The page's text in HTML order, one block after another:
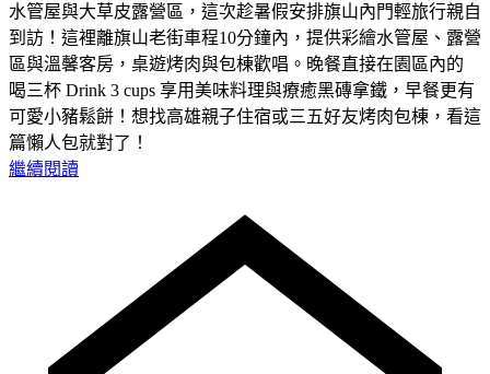
水管屋與大草皮露營區，這次趁暑假安排旗山內門輕旅行親自
到訪！這裡離旗山老街車程10分鐘內，提供彩繪水管屋、露營
區與溫馨客房，桌遊烤肉與包棟歡唱。晚餐直接在園區內的
喝三杯 Drink 3 cups 享用美味料理與療癒黑磚拿鐵，早餐更有
可愛小豬鬆餅！想找高雄親子住宿或三五好友烤肉包棟，看這
篇懶人包就對了！
繼續閱讀